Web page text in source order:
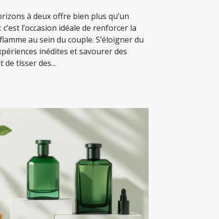
à deux offre bien plus qu’un
l’occasion idéale de renforcer la
au sein du couple. S’éloigner du
inédites et savourer des
tisser des...